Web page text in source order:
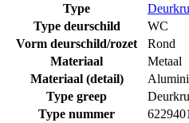
Type
Type deurschild
WC
Vorm deurschild/rozet
Rond
Materiaal
Metaal
Materiaal (detail)
Type greep
Type nummer